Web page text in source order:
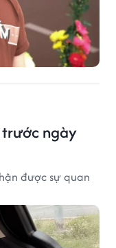
trước ngày
được sự quan